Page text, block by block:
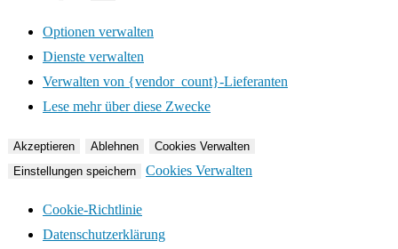
Optionen verwalten
Dienste verwalten
Verwalten von {vendor_count}-Lieferanten
Lese mehr über diese Zwecke
Akzeptieren Ablehnen
Cookies Verwalten
Einstellungen speichern
Cookies Verwalten
Cookie-Richtlinie
Datenschutzerklärung